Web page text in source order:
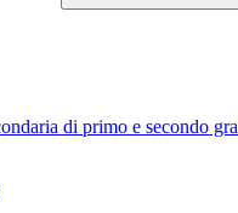
di primo e secondo